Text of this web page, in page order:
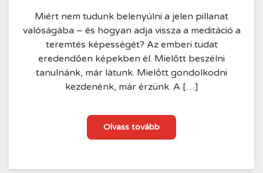
Miért nem tudunk belenyúlni a jelen pillanat
valóságába – és hogyan adja vissza a meditáció a
teremtés képességét? Az emberi tudat
eredendően képekben él. Mielőtt beszélni
tanulnánk, már látunk. Mielőtt gondolkodni
kezdenénk, már érzünk. A […]
Olvass továbbA
tudat
képi
és